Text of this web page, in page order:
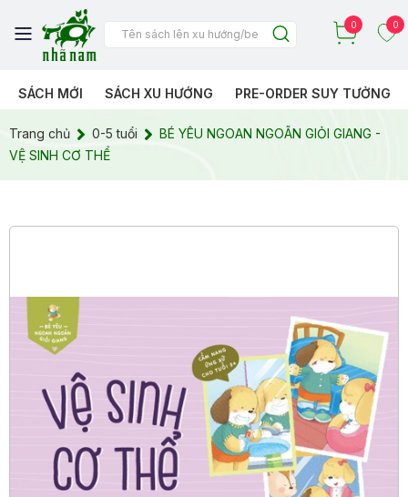
0 0
SÁCH MỚI SÁCH XU HƯỚNG PRE-ORDER SUY TƯỞNG
Trang chủ 0-5 tuổi
BÉ YÊU NGOAN NGOÃN GIỎI GIANG -
VỆ SINH CƠ THỂ